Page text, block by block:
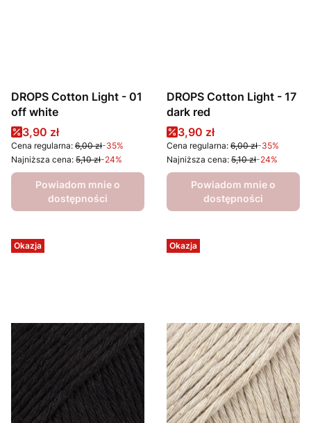
DROPS Cotton Light - 01
off white
Cena promocyjna
3,90 zł
Cena regularna: 6,00 zł-35%
Najniższa cena: 5,10 zł-24%
Powiadom mnie o
dostępności
DROPS Cotton Light - 17
dark red
Cena promocyjna
3,90 zł
Cena regularna: 6,00 zł-35%
Najniższa cena: 5,10 zł-24%
Powiadom mnie o
dostępności
Okazja Okazja